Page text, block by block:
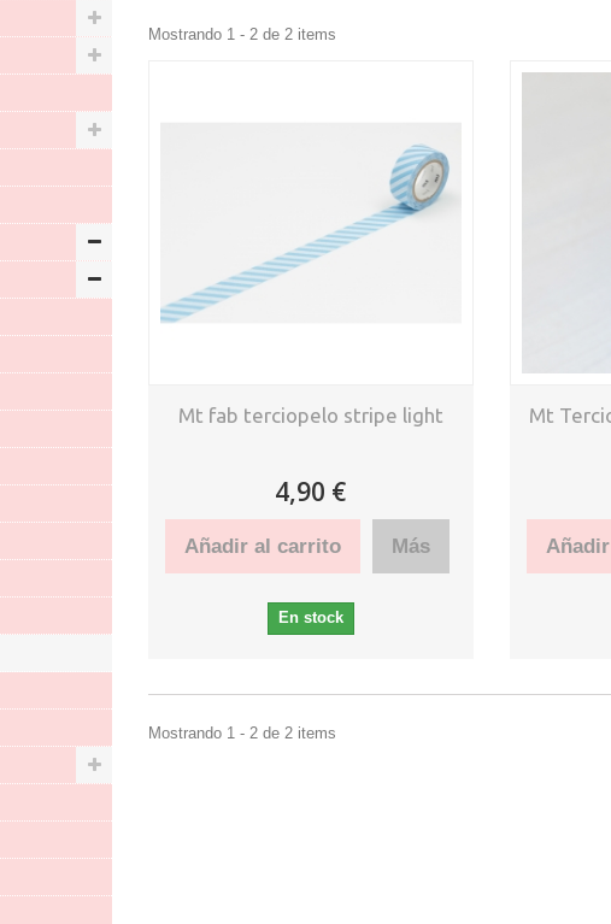
Mostrando 1 - 2 de 2 items
Mt fab terciopelo stripe light
4,90 €
Añadir al carrito Más
En stock
Mt
Mostrando 1 - 2 de 2 items